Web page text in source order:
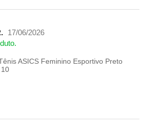
17/06/2026
ASICS Feminino Esportivo Preto